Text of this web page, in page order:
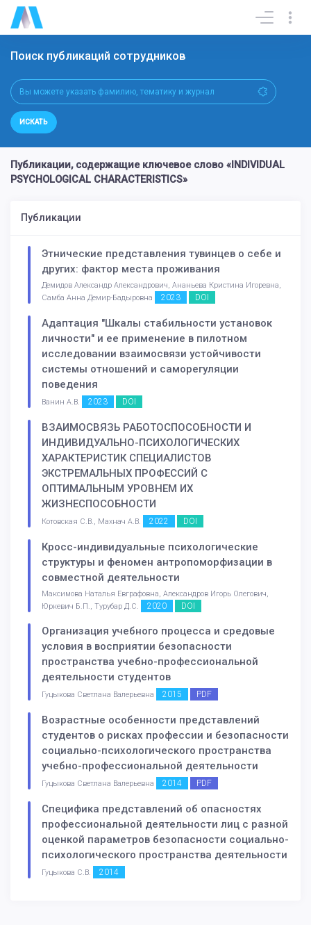
Поиск публикаций сотрудников
ИСКАТЬ
Публикации, содержащие ключевое слово «INDIVIDUAL
PSYCHOLOGICAL CHARACTERISTICS»
Публикации
Этнические представления тувинцев о себе и
других: фактор места проживания
Демидов Александр Александрович, Ананьева Кристина Игоревна,
Самба Анна Демир-Бадыровна
2023 DOI
Адаптация "Шкалы стабильности установок
личности" и ее применение в пилотном
исследовании взаимосвязи устойчивости
системы отношений и саморегуляции
поведения
Ванин А.В. 2023 DOI
ВЗАИМОСВЯЗЬ РАБОТОСПОСОБНОСТИ И
ИНДИВИДУАЛЬНО-ПСИХОЛОГИЧЕСКИХ
ХАРАКТЕРИСТИК СПЕЦИАЛИСТОВ
ЭКСТРЕМАЛЬНЫХ ПРОФЕССИЙ С
ОПТИМАЛЬНЫМ УРОВНЕМ ИХ
ЖИЗНЕСПОСОБНОСТИ
Котовская С.В., Махнач А.В. 2022 DOI
Кросс-индивидуальные психологические
структуры и феномен антропоморфизации в
совместной деятельности
Максимова Наталья Евграфовна, Александров Игорь Олегович,
Юркевич Б.П., Турубар Д.С.
2020 DOI
Организация учебного процесса и средовые
условия в восприятии безопасности
пространства учебно-профессиональной
деятельности студентов
Гуцыкова Светлана Валерьевна 2015 PDF
Возрастные особенности представлений
студентов о рисках профессии и безопасности
социально-психологического пространства
учебно-профессиональной деятельности
Гуцыкова Светлана Валерьевна 2014 PDF
Специфика представлений об опасностях
профессиональной деятельности лиц с разной
оценкой параметров безопасности социально-
психологического пространства деятельности
Гуцыкова С.В. 2014